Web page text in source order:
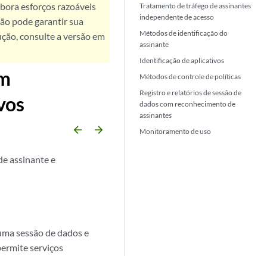
Tratamento de tráfego de assinantes
independente de acesso
Métodos de identificação do
assinante
Identificação de aplicativos
Métodos de controle de políticas
Registro e relatórios de sessão de
dados com reconhecimento de
assinantes
Monitoramento de uso
esforços razoáveis
pode garantir sua
consulte a versão em
arrow_backward arrow_forward
assinante e
sessão de dados e
serviços